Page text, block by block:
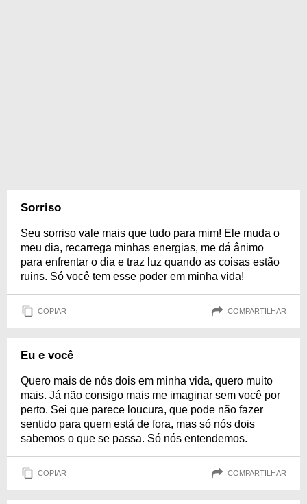
Sorriso
Seu sorriso vale mais que tudo para mim! Ele muda o
meu dia, recarrega minhas energias, me dá ânimo
para enfrentar o dia e traz luz quando as coisas estão
ruins. Só você tem esse poder em minha vida!
COPIAR COMPARTILHAR
Eu e você
Quero mais de nós dois em minha vida, quero muito
mais. Já não consigo mais me imaginar sem você por
perto. Sei que parece loucura, que pode não fazer
sentido para quem está de fora, mas só nós dois
sabemos o que se passa. Só nós entendemos.
COPIAR COMPARTILHAR